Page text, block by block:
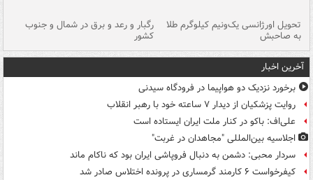
تحویل اورژانسی یک‌ونیم کیلوگرم طلا
به صاحبش
رگبار و رعد و برق در شمال و جنوب
کشور
آخرین اخبار
برخورد نزدیک دو هواپیما در فرودگاه سیدنی
روایت پزشکیان از دیدار ۷ ساعته خود با رهبر انقلاب
علی‌اف: باکو در کنار ملت ایران ایستاده است
اجلاسیه بین‌المللی "مجاهدان در غربت"
سردار محبی: دشمن به دنبال فروپاشی ایران بود که ناکام ماند
کیفرخواست ۶ کارمند گرمساری در پرونده اختلاس صادر شد